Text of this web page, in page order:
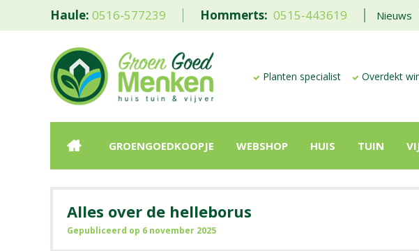
Haule: 0516-577239 Hommerts: 0515-443619 Nieuws
Planten specialist Overdekt
GROENGOEDKOOPJE WEBSHOP HUIS TUIN
Alles over de helleborus
Gepubliceerd op 6 november 2025